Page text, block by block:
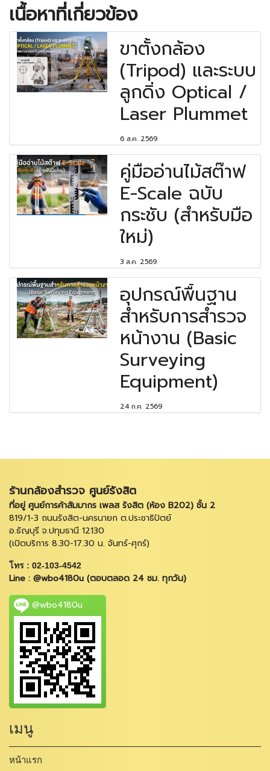
เนื้อหาที่เกี่ยวข้อง
ขาตั้งกล้อง
(Tripod) และระบบ
ลูกดิ่ง Optical /
Laser Plummet
6 ส.ค. 2569
คู่มืออ่านไม้สต๊าฟ
E-Scale ฉบับ
กระชับ (สำหรับมือ
ใหม่)
3 ส.ค. 2569
อุปกรณ์พื้นฐาน
สำหรับการสำรวจ
หน้างาน (Basic
Surveying
Equipment)
24 ก.ค. 2569
ร้านกล้องสำรวจ ศูนย์รังสิต
ที่อยู่ ศูนย์การค้าสัมมากร เพลส รังสิต (ห้อง B202) ชั้น 2
819/1-3 ถนนรังสิต-นครนายก ต.ประชาธิปัตย์
อ.ธัญบุรี จ.ปทุมธานี 12130
(เปิดบริการ 8.30-17.30 น. จันทร์-ศุกร์)
โทร : 02-103-4542
Line : @wbo4180u (ตอบตลอด 24 ชม. ทุกวัน)
@wbo4180u
เมนู
หน้าแรก